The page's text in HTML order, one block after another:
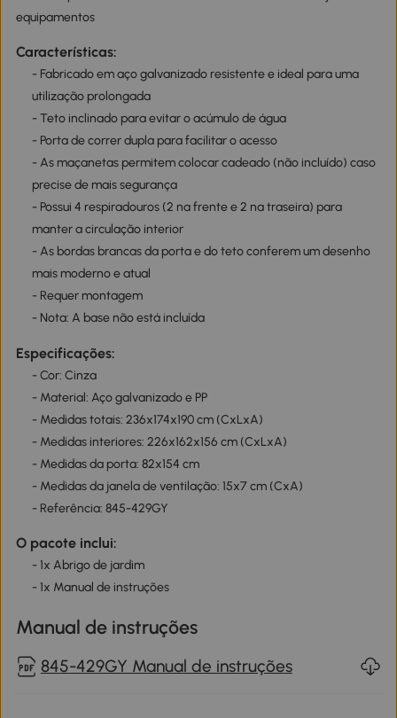
equipamentos
Características:
- Fabricado em aço galvanizado resistente e ideal para uma
utilização prolongada
- Teto inclinado para evitar o acúmulo de água
- Porta de correr dupla para facilitar o acesso
- As maçanetas permitem colocar cadeado (não incluído) caso
precise de mais segurança
- Possui 4 respiradouros (2 na frente e 2 na traseira) para
manter a circulação interior
- As bordas brancas da porta e do teto conferem um desenho
mais moderno e atual
- Requer montagem
- Nota: A base não está incluída
Especificações:
- Cor: Cinza
- Material: Aço galvanizado e PP
- Medidas totais: 236x174x190 cm (CxLxA)
- Medidas interiores: 226x162x156 cm (CxLxA)
- Medidas da porta: 82x154 cm
- Medidas da janela de ventilação: 15x7 cm (CxA)
- Referência: 845-429GY
O pacote inclui:
- 1x Abrigo de jardim
- 1x Manual de instruções
Manual de instruções
845-429GY Manual de instruções